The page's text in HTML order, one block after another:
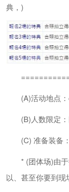
典，)
(A)活动地点
(B)人数限定
(C) 准备装备：
* (团体场)由
以、甚至你要到